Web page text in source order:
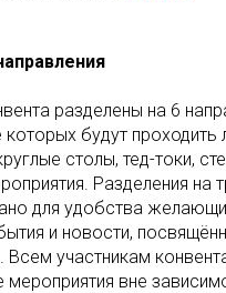
разделены на 6
будут проходить
столы, тед-токи,
Разделения на
для удобства
и новости,
Всем участникам
вне